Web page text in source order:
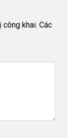
công khai. Các